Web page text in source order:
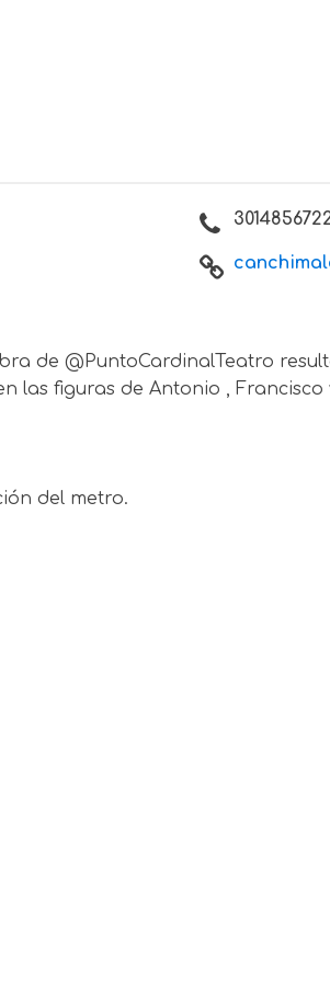
de @PuntoCardinalTeatro
las figuras de Antonio ,
del metro.